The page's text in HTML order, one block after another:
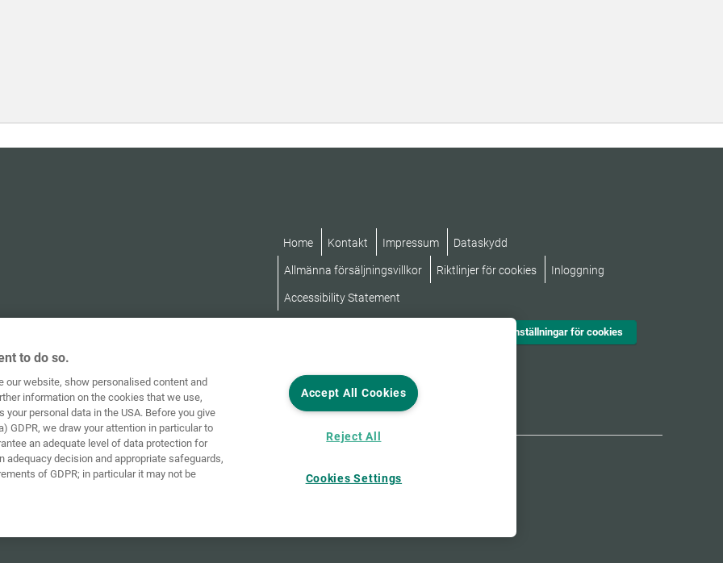
Home Kontakt Impressum Dataskydd
Allmänna försäljningsvillkor Riktlinjer för cookies Inloggning
Accessibility Statement
Inställningar för cookies
to do so.
our website, show personalised content and
information on the cookies that we use,
personal data in the USA. Before you give
GDPR, we draw your attention in particular to
an adequate level of data protection for
decision and appropriate safeguards,
of GDPR; in particular it may not be
Accept All Cookies
Reject All
Cookies Settings